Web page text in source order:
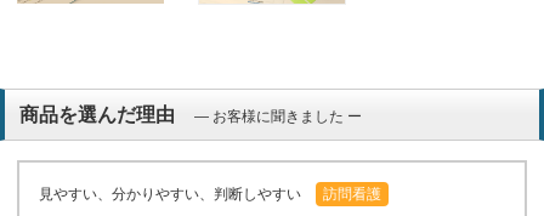
商品を選んだ理由 ― お客様に聞きました ー
見やすい、分かりやすい、判断しやすい 訪問看護